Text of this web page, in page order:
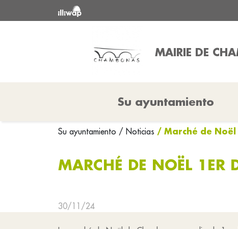
MAIRIE DE
Su ayuntamiento
Su ayuntamiento / Noticias / Marché de
MARCHÉ DE NOËL 1ER
30/11/24